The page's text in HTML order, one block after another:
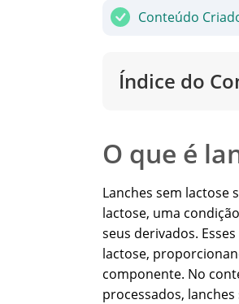
Conteúdo
Índice do
O que é
Lanches sem lactose
lactose, uma
seus derivados.
lactose,
componente. No
processados,